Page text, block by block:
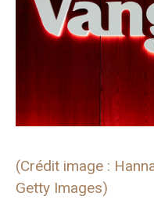
(Crédit image :
Getty Images)